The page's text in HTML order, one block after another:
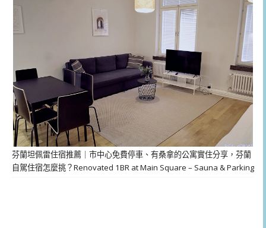
芬蘭坦佩雷住宿推薦｜市中心免費停車、有桑拿的公寓實住分享，芬蘭
自駕住宿怎麼挑？Renovated 1BR at Main Square – Sauna & Parking